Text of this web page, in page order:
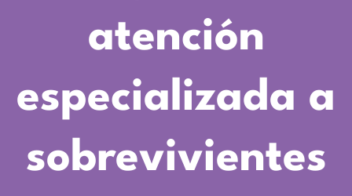
atención
especializada a
sobrevivientes